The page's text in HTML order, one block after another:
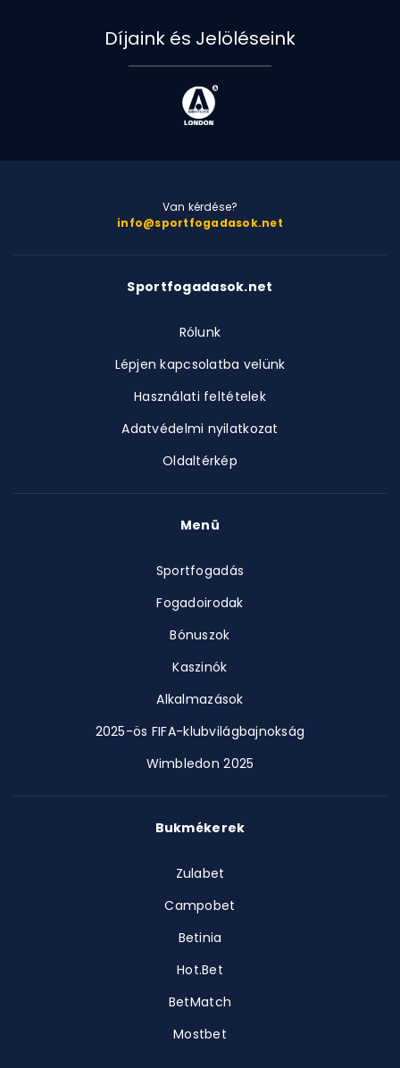
Díjaink és Jelöléseink
Van kérdése?
info@sportfogadasok.net
Sportfogadasok.net
Rólunk
Lépjen kapcsolatba velünk
Használati feltételek
Adatvédelmi nyilatkozat
Oldaltérkép
Menü
Sportfogadás
Fogadoirodak
Bónuszok
Kaszinók
Alkalmazások
2025-ös FIFA-klubvilágbajnokság
Wimbledon 2025
Bukmékerek
Zulabet
Campobet
Betinia
Hot.Bet
BetMatch
Mostbet